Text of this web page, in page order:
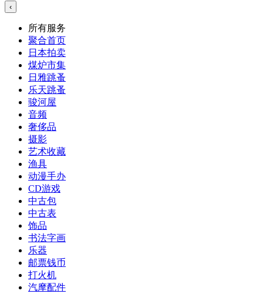
‹
所有服务
聚合首页
日本拍卖
煤炉市集
日雅跳蚤
乐天跳蚤
骏河屋
音频
奢侈品
摄影
艺术收藏
渔具
动漫手办
CD游戏
中古包
中古表
饰品
书法字画
乐器
邮票钱币
打火机
汽摩配件